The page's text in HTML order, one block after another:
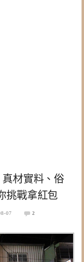
材實料、俗
挑戰拿紅包
07 2